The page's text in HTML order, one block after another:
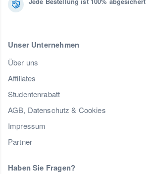
Unser Unternehmen
Über uns
Affiliates
Studentenrabatt
AGB, Datenschutz & Cookies
Impressum
Partner
Haben Sie Fragen?